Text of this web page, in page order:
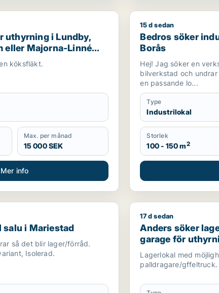
i Lundby, Göteborg Centrum eller Majorna-
uthyrning i Lundby,
eller Majorna-Linné
köksfläkt.
Max. per månad
15 000 SEK
Mer info
Bedros söker
15 d sedan
Bedros söker
Borås
Hej! Jag söker en verkstadslokal för att starta en
bilverkstad och
en passande lo...
Type
Industrilokal
Storlek
100 - 150 m2
i Mariestad
salu i Mariestad
så det blir lager/förråd.
Isolerad.
Anders söker
17 d sedan
Anders söker
garage för
Högsbo
Lagerlokal med
palldragare/gffeltruck.